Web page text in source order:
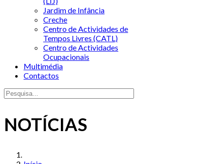
Jardim de Infância
Creche
Centro de Actividades de
Tempos Livres (CATL)
Centro de Actividades
Ocupacionais
Multimédia
Contactos
NOTÍCIAS